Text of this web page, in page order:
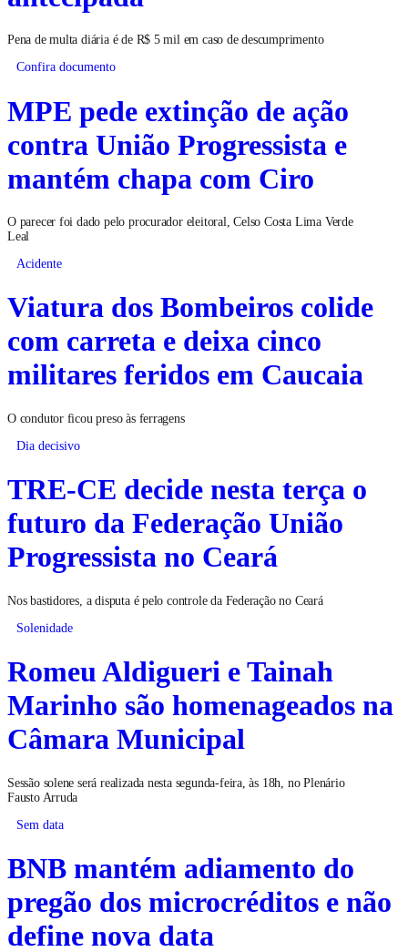
Pena de multa diária é de R$ 5 mil em caso de descumprimento
Confira documento
MPE pede extinção de ação
contra União Progressista e
mantém chapa com Ciro
O parecer foi dado pelo procurador eleitoral, Celso Costa Lima Verde
Leal
Acidente
Viatura dos Bombeiros colide
com carreta e deixa cinco
militares feridos em Caucaia
O condutor ficou preso às ferragens
Dia decisivo
TRE-CE decide nesta terça o
futuro da Federação União
Progressista no Ceará
Nos bastidores, a disputa é pelo controle da Federação no Ceará
Solenidade
Romeu Aldigueri e Tainah
Marinho são homenageados na
Câmara Municipal
Sessão solene será realizada nesta segunda-feira, às 18h, no Plenário
Fausto Arruda
Sem data
BNB mantém adiamento do
pregão dos microcréditos e não
define nova data